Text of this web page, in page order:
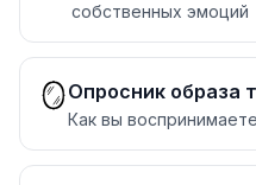
собственных эмоций
🪞Опросник образа
Как вы